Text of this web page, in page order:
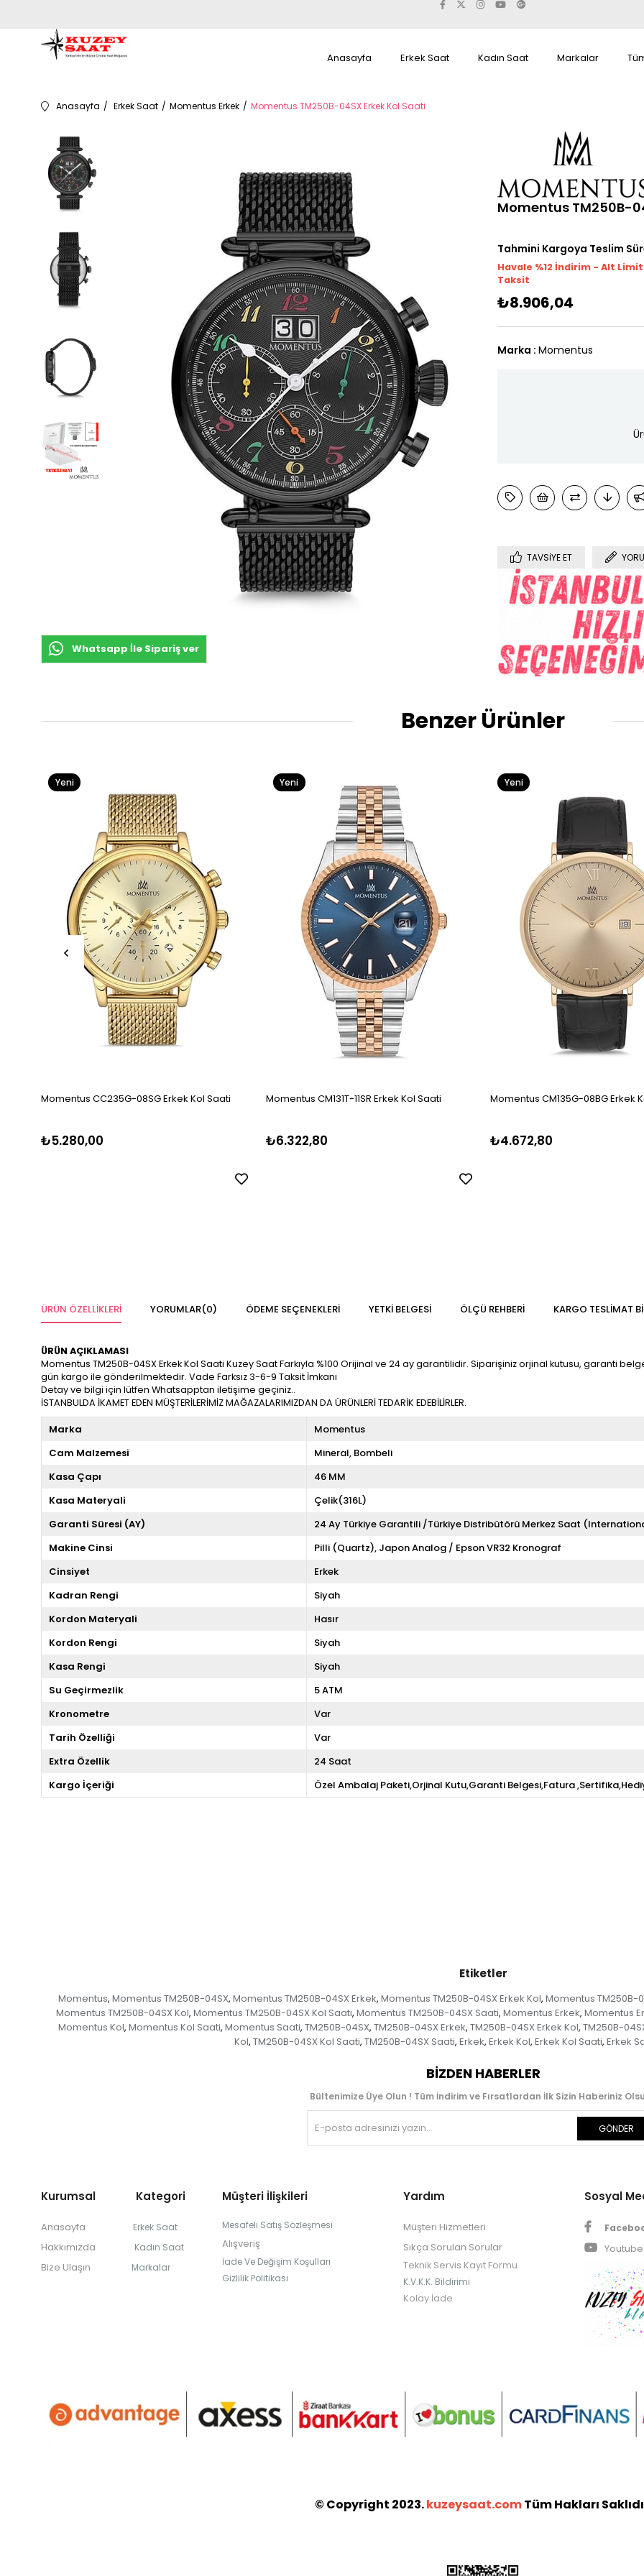
Anasayfa Erkek Saat Kadın Saat Markalar
Anasayfa Erkek Saat Momentus Erkek Momentus TM250B-04SX Erkek Kol Saati
Whatsapp İle Sipariş ver
Momentus TM250B-
Tahmini Kargoya Teslim
Havale %12 İndirim - Alt Limit
Taksit
₺8.906,04
Marka : Momentus
TAVSIYE ET
Benzer Ürünler
Momentus CC235G-08SG Erkek Kol Saati
₺5.280,00
Yeni
Momentus CM131T-11SR Erkek Kol Saati
₺6.322,80
Yeni
Momentus CM135G-08BG Erkek
₺4.672,80
Yeni
ÜRÜN ÖZELLIKLERI YORUMLAR(0) ÖDEME SEÇENEKLERI YETKİ BELGESİ ÖLÇÜ REHBERI KARGO TESLIMAT
ÜRÜN AÇIKLAMASI
Momentus TM250B-04SX Erkek Kol Saati Kuzey Saat Farkıyla %100 Orijinal ve 24 ay garantilidir. Siparişiniz orjinal kutusu, garanti
gün kargo ile gönderilmektedir. Vade Farksız 3-6-9 Taksit İmkanı
Detay ve bilgi için lütfen Whatsapptan iletişime geçiniz..
İSTANBULDA İKAMET EDEN MÜŞTERİLERİMİZ MAĞAZALARIMIZDAN DA ÜRÜNLERİ TEDARİK EDEBİLİRLER.
Marka
Momentus
Cam Malzemesi
Mineral Bombeli
Kasa Çapı
46 MM
Kasa Materyali
Çelik(316L)
Garanti Süresi (AY)
24 Ay Türkiye Garantili /Türkiye Distribütörü Merkez Saat
Makine Cinsi
Pilli (Quartz) Japon Analog / Epson VR32 Kronograf
Cinsiyet
Erkek
Kadran Rengi
Siyah
Kordon Materyali
Hasır
Kordon Rengi
Siyah
Kasa Rengi
Siyah
Su Geçirmezlik
5 ATM
Kronometre
Var
Tarih Özelliği
Var
Extra Özellik
24 Saat
Kargo İçeriği
Özel Ambalaj Paketi,Orjinal Kutu,Garanti Belgesi,Fatura
Etiketler
Momentus, Momentus TM250B-04SX, Momentus TM250B-04SX Erkek, Momentus TM250B-04SX Erkek Kol, Momentus TM250B-
Momentus TM250B-04SX Kol, Momentus TM250B-04SX Kol Saati, Momentus TM250B-04SX Saati, Momentus Erkek, Momentus
Momentus Kol, Momentus Kol Saati, Momentus Saati, TM250B-04SX, TM250B-04SX Erkek, TM250B-04SX Erkek Kol, TM250B-
Kol, TM250B-04SX Kol Saati, TM250B-04SX Saati, Erkek, Erkek Kol, Erkek Kol Saati, Erkek
BIZDEN HABERLER
Bültenimize Üye Olun ! Tüm İndirim ve Fırsatlardan İlk Sizin Haberiniz
GÖNDER
Kurumsal Kategori
Anasayfa Erkek Saat
Hakkımızda Kadın Saat
Bize Ulaşın Markalar
Müşteri İlişkileri
Mesafeli Satış Sözleşmesi
Alışveriş
İade Ve Değişim Koşulları
Gizlilik Politikası
Yardım
Müşteri Hizmetleri
Sıkça Sorulan Sorular
Teknik Servis Kayıt Formu
K.V.K.K. Bildirimi
Kolay İade
Sosyal
Youtube
© Copyright 2023.kuzeysaat.comTüm Hakları